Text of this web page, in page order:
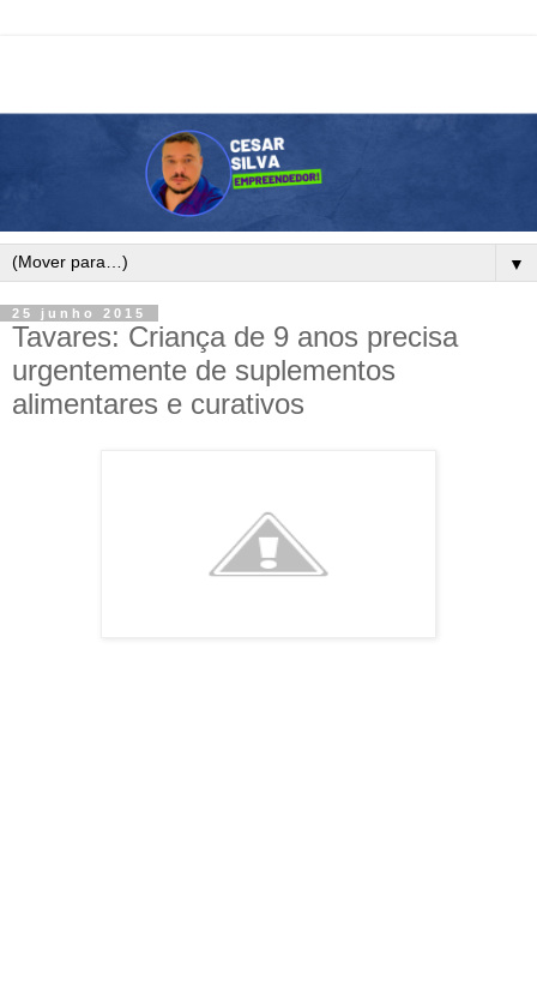
▼
25 junho 2015
Tavares: Criança de 9 anos precisa
urgentemente de suplementos
alimentares e curativos